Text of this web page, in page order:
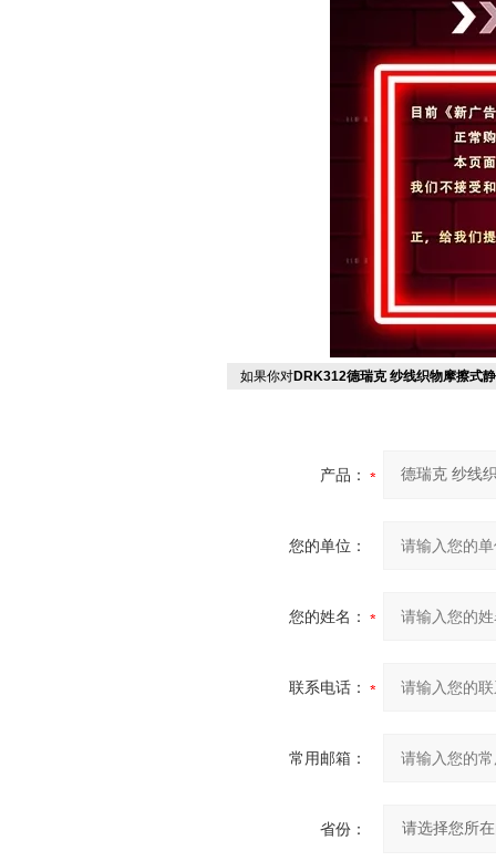
如果你对DRK312德瑞克 纱线织物摩擦式
产品：
您的单位：
您的姓名：
联系电话：
常用邮箱：
省份：